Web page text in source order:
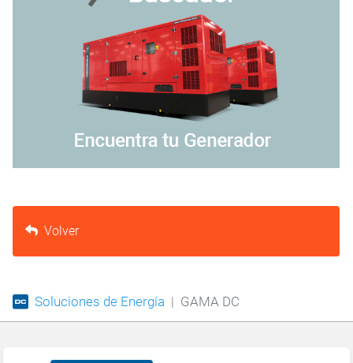
Volver
Soluciones de Energía GAMA DC